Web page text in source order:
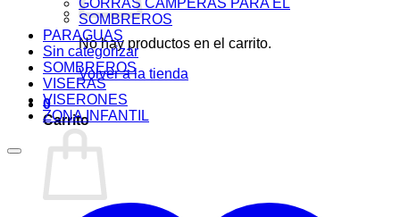
No hay productos en el carrito.
Volver a la tienda
0
Carrito
GORRAS CAMPERAS PARA ÉL
SOMBREROS
PARAGUAS
Sin categorizar
SOMBREROS
VISERAS
VISERONES
ZONA INFANTIL